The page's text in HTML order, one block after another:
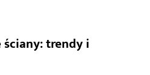
ściany: trendy i